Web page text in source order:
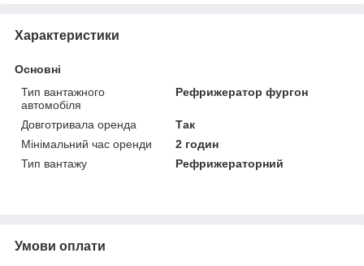
Характеристики
Основні
Тип вантажного
автомобіля
Рефрижератор фургон
Довготривала оренда
Так
Мінімальний час оренди
2 годин
Тип вантажу
Рефрижераторний
Умови оплати